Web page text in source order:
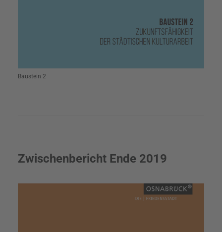
Baustein 2
Zwischenbericht Ende 2019